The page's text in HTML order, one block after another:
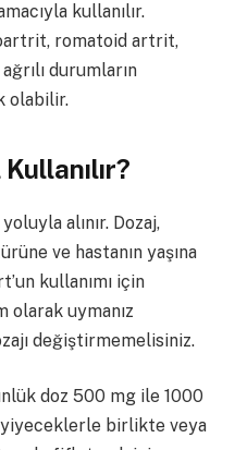
kullanılır.
romatoid artrit,
durumların
olabilir.
alınır. Dozaj,
ve hastanın yaşına
kullanımı için
uymanız
değiştirmemelisiniz.
doz 500 mg ile 1000
yiyeceklerle birlikte veya